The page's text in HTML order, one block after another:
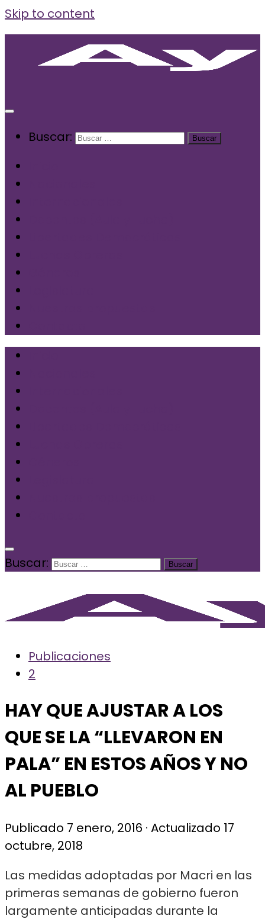
Skip to content
Buscar:
Buscar:
Publicaciones
2
HAY QUE AJUSTAR A LOS
QUE SE LA “LLEVARON EN
PALA” EN ESTOS AÑOS Y NO
AL PUEBLO
Publicado 7 enero, 2016 · Actualizado 17
octubre, 2018
Las medidas adoptadas por Macri en las
primeras semanas de gobierno fueron
largamente anticipadas durante la